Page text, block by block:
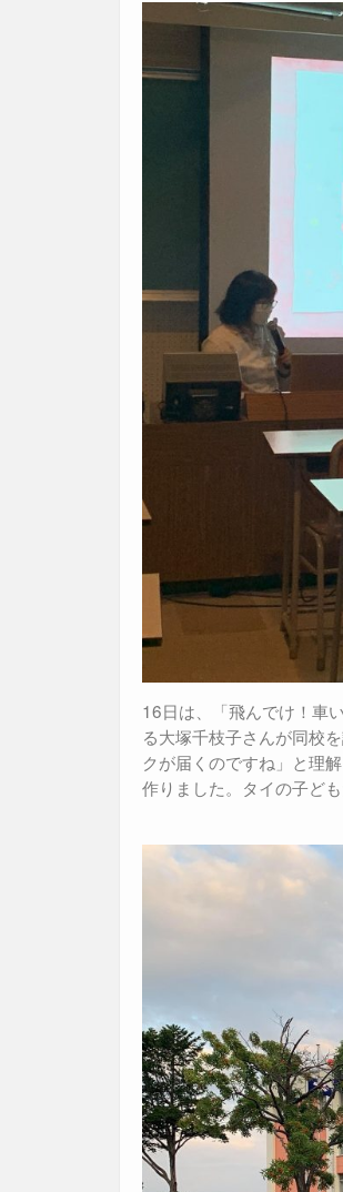
16日は、「飛んでけ！車
る大塚千枝子さんが同校
クが届くのですね」と理
作りました。タイの子ど